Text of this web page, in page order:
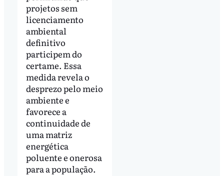
projetos sem
licenciamento
ambiental
definitivo
participem do
certame. Essa
medida revela o
desprezo pelo meio
ambiente e
favorece a
continuidade de
uma matriz
energética
poluente e onerosa
para a população.